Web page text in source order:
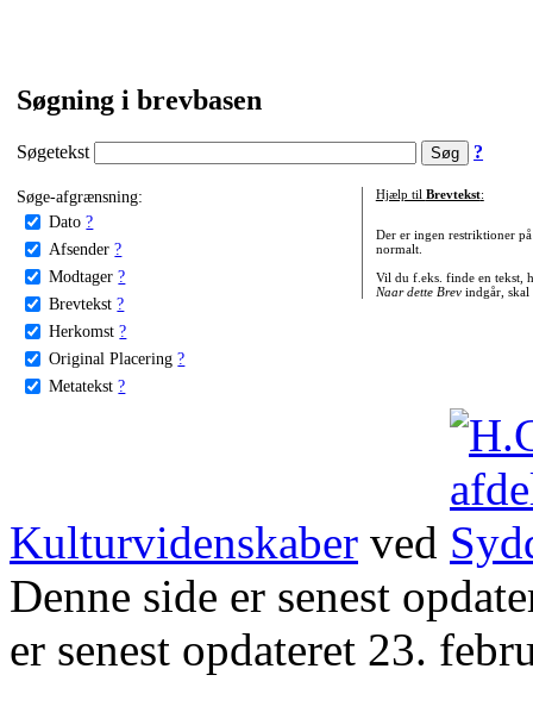
Søgning i brevbasen
Søgetekst ?
Søge-afgrænsning:
Dato ?
Afsender ?
Modtager ?
Brevtekst ?
Herkomst ?
Original Placering ?
Metatekst ?
Hjælp til Brevtekst:
Der er ingen restriktioner
normalt.
Vil du f.eks. finde en tekst,
Naar dette Brevindgår, skal
Kulturvidenskaber ved
Denne side er senest
er senest opdateret 23.